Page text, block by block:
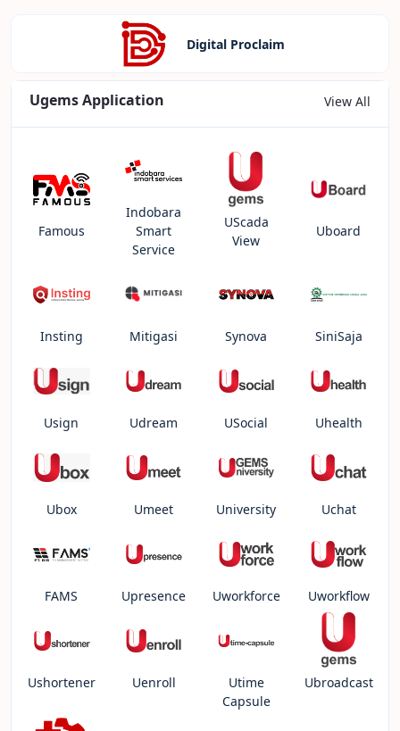
Digital Proclaim
Ugems Application View All
Famous
Indobara
Smart
Service
UScada
View
Uboard
Insting Mitigasi Synova SiniSaja
Usign Udream USocial Uhealth
Ubox Umeet University Uchat
FAMS Upresence Uworkforce Uworkflow
Ushortener Uenroll
Utime
Capsule
Ubroadcast